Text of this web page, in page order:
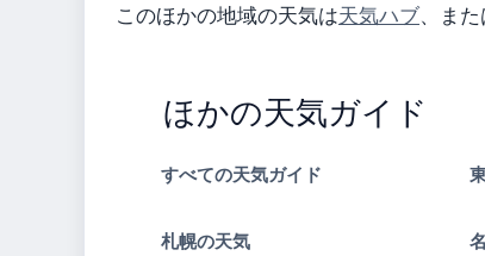
このほかの地域の天気は天気ハブ、また
ほかの天気ガイド
すべての天気ガイド
札幌の天気